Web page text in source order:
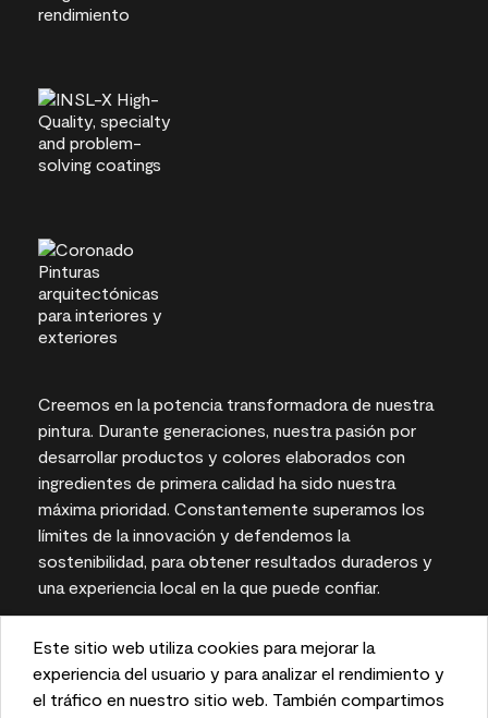
This website uses cookies to enhance user experience
and to analyze performance and traffic on our website.
Este sitio web utiliza cookies para mejorar la
experiencia del usuario y para analizar el rendimiento y
el tráfico en nuestro sitio web. También compartimos
Creemos en la potencia transformadora de nuestra
pintura. Durante generaciones, nuestra pasión por
desarrollar productos y colores elaborados con
ingredientes de primera calidad ha sido nuestra
máxima prioridad. Constantemente superamos los
límites de la innovación y defendemos la
sostenibilidad, para obtener resultados duraderos y
una experiencia local en la que puede confiar.
Las representaciones del color en pantallas e
impresas pueden variar con respecto a los colores